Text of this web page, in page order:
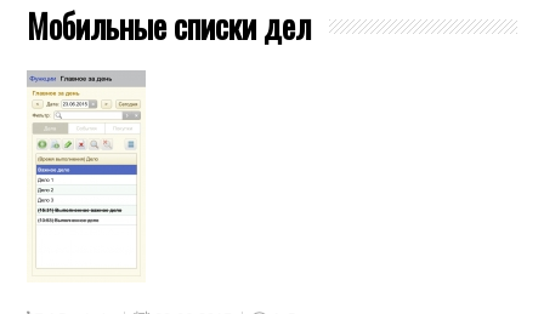
Мобильные списки дел